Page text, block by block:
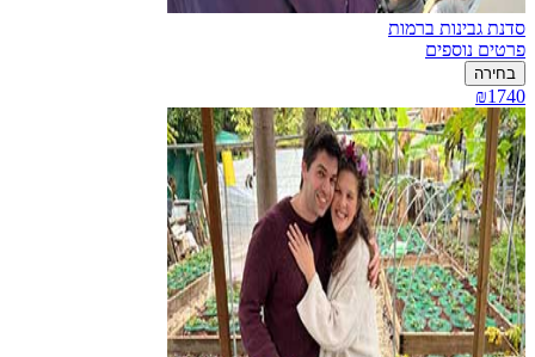
סדנת גבינות ברמות
פרטים נוספים
בחירה
₪1740